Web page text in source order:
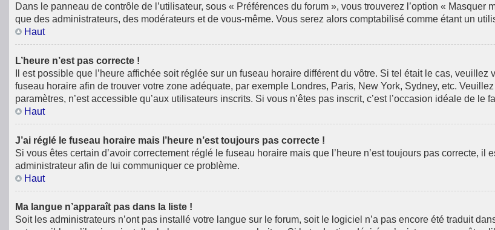
Dans le panneau de contrôle de l’utilisateur, sous « Préférences du forum », vous trouverez l’option «
que des administrateurs, des modérateurs et de vous-même. Vous serez alors comptabilisé comme étant un
Haut
L’heure n’est pas correcte !
Il est possible que l’heure affichée soit réglée sur un fuseau horaire différent du vôtre. Si tel était le cas,
fuseau horaire afin de trouver votre zone adéquate, par exemple Londres, Paris, New York, Sydney, etc.
paramètres, n’est accessible qu’aux utilisateurs inscrits. Si vous n’êtes pas inscrit, c’est l’occasion idéale de le
Haut
J’ai réglé le fuseau horaire mais l’heure n’est toujours pas correcte !
Si vous êtes certain d’avoir correctement réglé le fuseau horaire mais que l’heure n’est toujours pas correcte,
administrateur afin de lui communiquer ce problème.
Haut
Ma langue n’apparaît pas dans la liste !
Soit les administrateurs n’ont pas installé votre langue sur le forum, soit le logiciel n’a pas encore été traduit